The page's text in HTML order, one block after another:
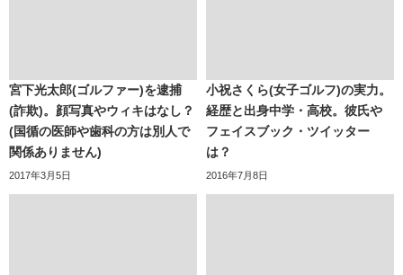
宮下光太郎(ゴルファー)を逮捕
(詐欺)。顔写真やウィキはなし？
(国循の医師や歯科の方は別人で
関係ありません)
2017年3月5日
小祝さくら(女子ゴルフ)の実力。
経歴と出身中学・高校。彼氏や
フェイスブック・ツイッター
は？
2016年7月8日